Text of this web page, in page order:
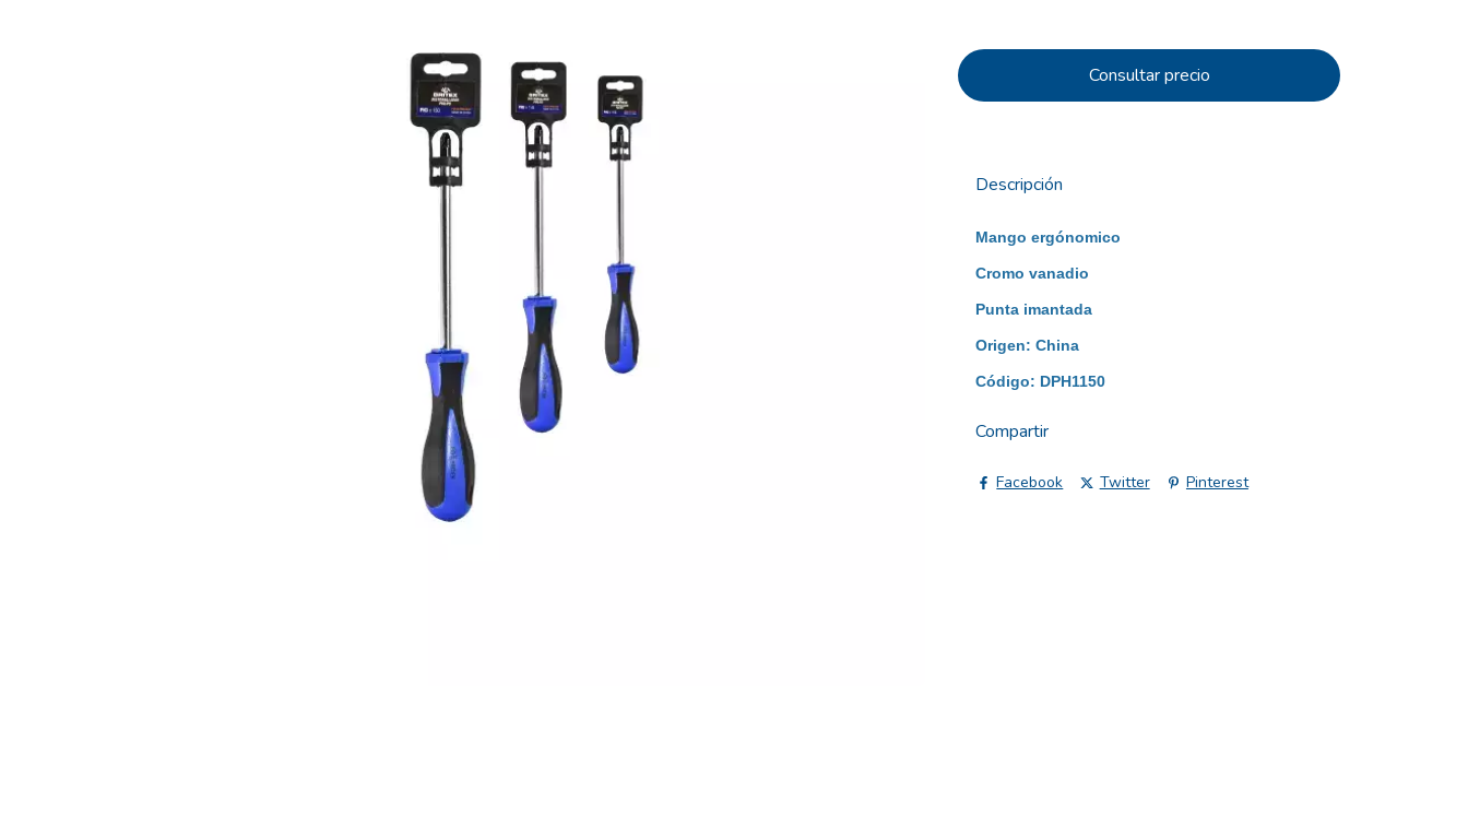
Descripción
Mango ergónomico
Cromo vanadio
Punta imantada
Origen: China
Código: DPH1150
Compartir
Facebook Twitter Pinterest